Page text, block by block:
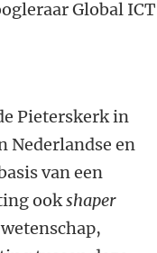
Global ICT
Pieterskerk in
Nederlandse en
van een
ookshaper